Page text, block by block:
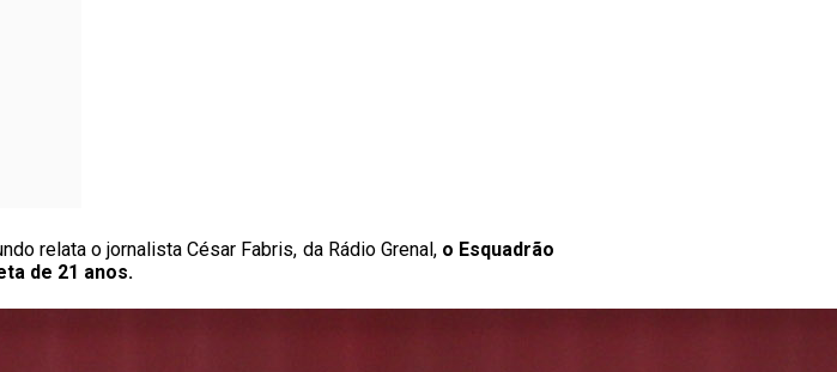
relata o jornalista César Fabris, da Rádio Grenal, o Esquadrão
de 21 anos.